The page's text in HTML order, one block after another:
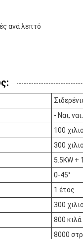
ανά λεπτό
- Ναι, ναι.
100
300
5.5KW +
0-45°
1 έτος
300
800 κιλά
8000